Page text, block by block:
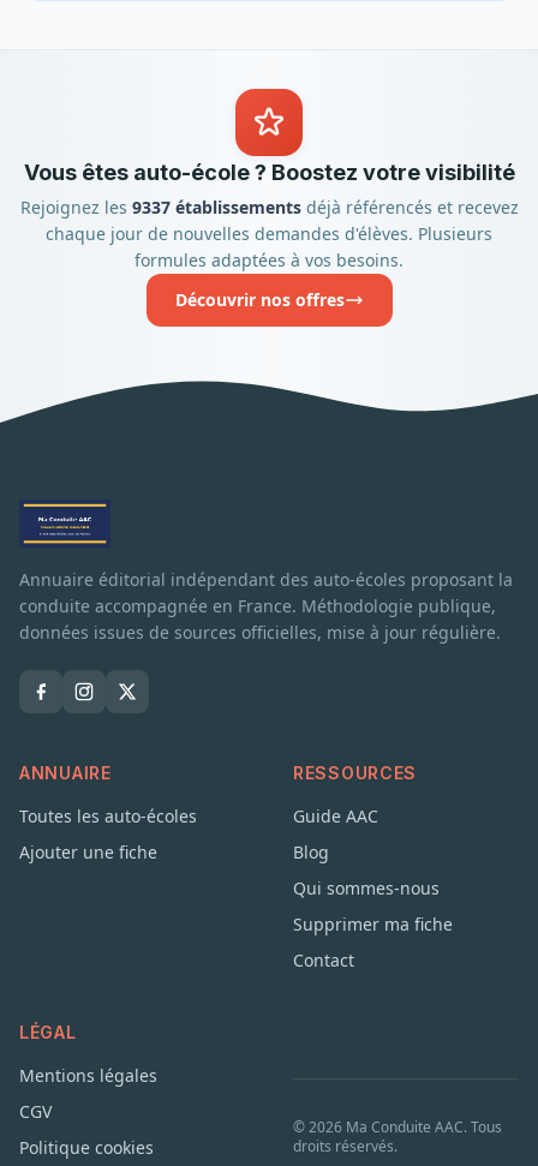
Vous êtes auto-école ? Boostez votre visibilité
Rejoignez les 9337 établissementsdéjà référencés et recevez
chaque jour de nouvelles demandes d'élèves. Plusieurs
formules adaptées à vos besoins.
Découvrir nos offres
Annuaire éditorial indépendant des auto-écoles proposant la
conduite accompagnée en France. Méthodologie publique,
données issues de sources officielles, mise à jour régulière.
ANNUAIRE
Toutes les auto-écoles
Ajouter une fiche
RESSOURCES
Guide AAC
Blog
Qui sommes-nous
Supprimer ma fiche
Contact
LÉGAL
Mentions légales
CGV
Politique cookies
© 2026 Ma Conduite AAC. Tous
droits réservés.